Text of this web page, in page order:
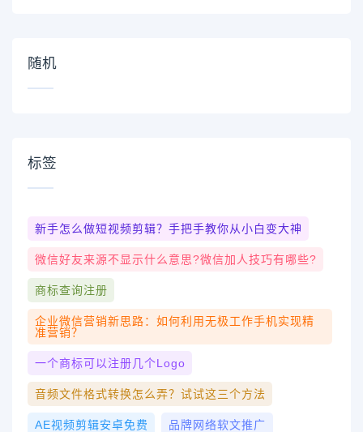
随机
标签
新手怎么做短视频剪辑？手把手教你从小白变大神
微信好友来源不显示什么意思?微信加人技巧有哪些?
商标查询注册
企业微信营销新思路：如何利用无极工作手机实现精
准营销？
一个商标可以注册几个logo
音频文件格式转换怎么弄？试试这三个方法
AE视频剪辑安卓免费 品牌网络软文推广